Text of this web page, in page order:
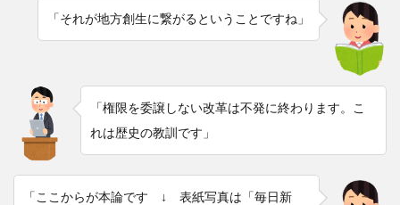
「それが地方創生に繋がるということですね」
「権限を委譲しない改革は不発に終わります。こ
れは歴史の教訓です」
「ここからが本論です ↓ 表紙写真は「毎日新